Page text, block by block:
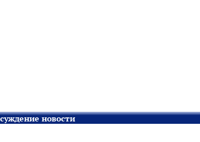
новости